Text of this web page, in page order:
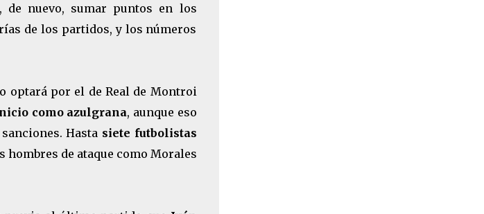
nuevo, sumar puntos en los
de los partidos, y los números
optará por el de Real de Montroi
como azulgrana, aunque eso
Hasta siete futbolistas
hombres de ataque como Morales